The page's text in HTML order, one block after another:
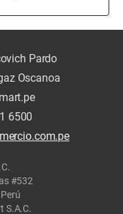
Pardo
Oscanoa
6500
#532
S.A.C.